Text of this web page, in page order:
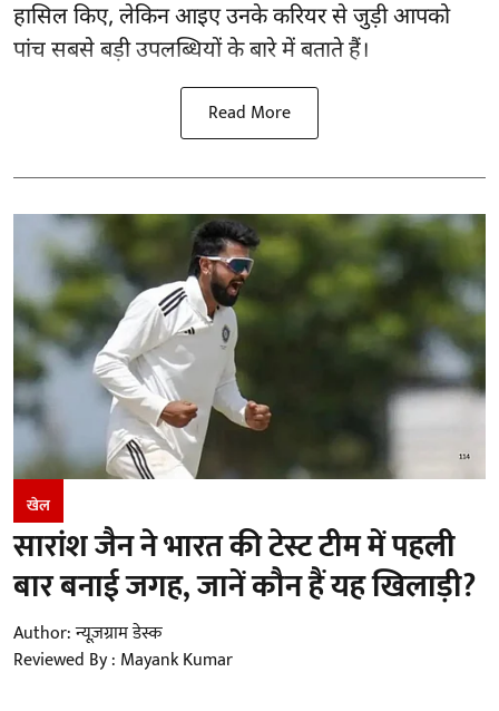
हासिल किए, लेकिन आइए उनके करियर से जुड़ी आपको
पांच सबसे बड़ी उपलब्धियों के बारे में बताते हैं।
Read More
खेल
सारांश जैन ने भारत की टेस्ट टीम में पहली
बार बनाई जगह, जानें कौन हैं यह खिलाड़ी?
Author:न्यूज़ग्राम डेस्क
Reviewed By : Mayank Kumar